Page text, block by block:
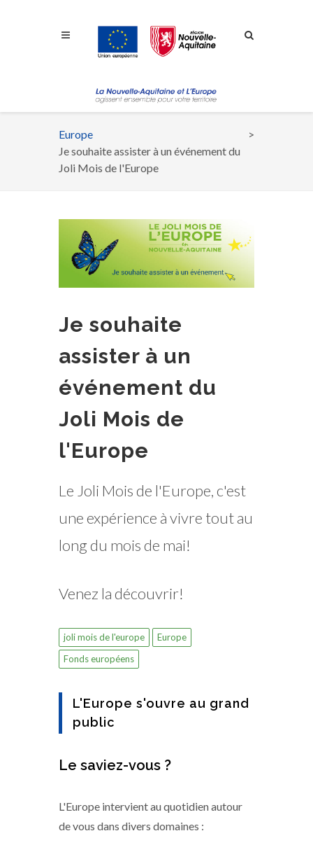
Fil
d'Ariane
Europe
Je souhaite assister à un événement du
Joli Mois de l'Europe
Je souhaite
assister à un
événement du
Joli Mois de
l'Europe
Le Joli Mois de l'Europe, c'est
une expérience à vivre tout au
long du mois de mai!
Venez la découvrir!
joli mois de l'europe
Europe
Fonds européens
L'Europe s'ouvre au grand
public
Le saviez-vous ?
L'Europe intervient au quotidien autour
de vous dans divers domaines :